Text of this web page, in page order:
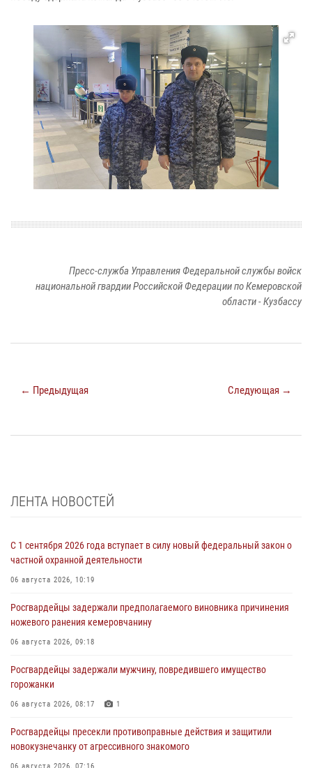
Пресс-служба Управления Федеральной службы войск
национальной гвардии Российской Федерации по Кемеровской
области - Кузбассу
← Предыдущая Следующая →
ЛЕНТА НОВОСТЕЙ
С 1 сентября 2026 года вступает в силу новый федеральный закон о
частной охранной деятельности
06 августа 2026, 10:19
Росгвардейцы задержали предполагаемого виновника причинения
ножевого ранения кемеровчанину
06 августа 2026, 09:18
Росгвардейцы задержали мужчину, повредившего имущество
горожанки
06 августа 2026, 08:17 1
Росгвардейцы пресекли противоправные действия и защитили
новокузнечанку от агрессивного знакомого
06 августа 2026, 07:16